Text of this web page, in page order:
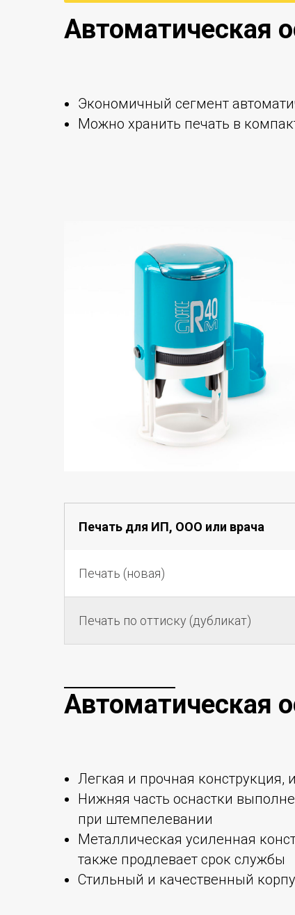
Автоматическая
Экономичный сегмент
Можно хранить печать в
Печать для ИП, ООО или врача
Печать (новая)
Печать по оттиску (дубликат)
Автоматическая
Легкая и прочная конструкция,
Нижняя часть оснастки
при штемпелевании
Металлическая усиленная
также продлевает срок службы
Стильный и качественный